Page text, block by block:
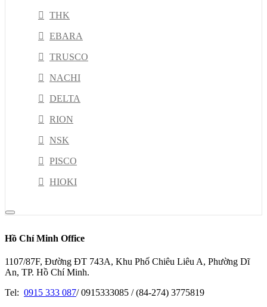
THK
EBARA
TRUSCO
NACHI
DELTA
RION
NSK
PISCO
HIOKI
MISUSHIBI
ESCO TOOL
Hồ Chí Minh Office
1107/87F, Đường ĐT 743A, Khu Phố Chiêu Liêu A, Phường Dĩ
An, TP. Hồ Chí Minh.
Tel: 0915 333 087/ 0915333085 / (84-274) 3775819